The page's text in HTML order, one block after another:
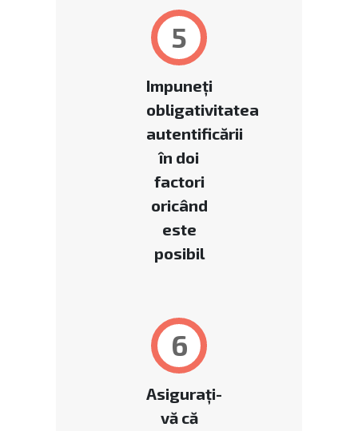
5
Impuneți
obligativitatea
autentificării
în doi
factori
oricând
este
posibil
6
Asigurați-
vă că